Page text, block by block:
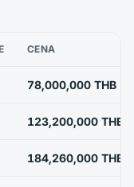
CENA
78,000,000 THB
123,200,000 THB
184,260,000 THB